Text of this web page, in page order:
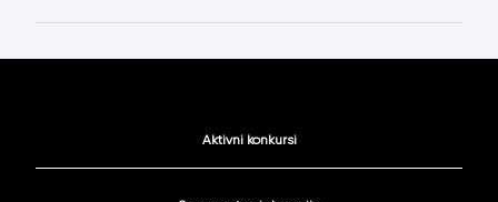
Aktivni konkursi